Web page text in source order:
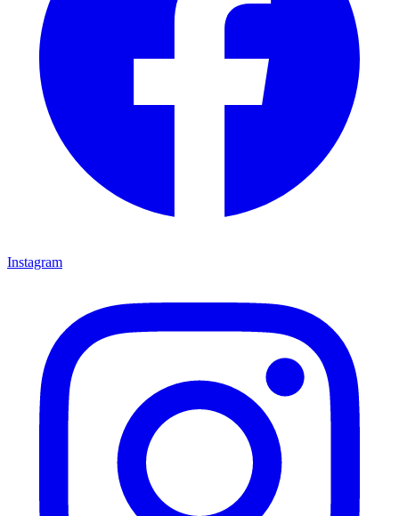
Instagram